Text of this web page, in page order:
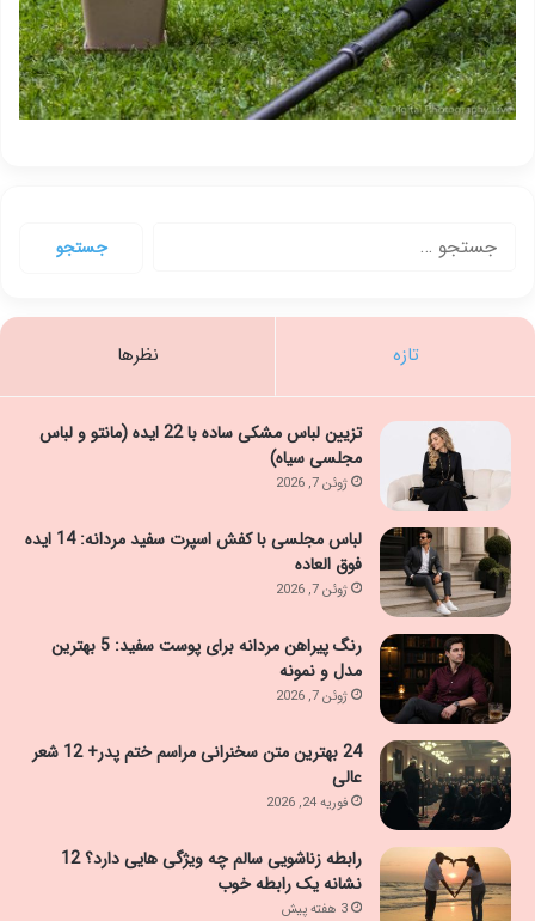
تازه نظرها
تزیین لباس مشکی ساده با 22 ایده (مانتو و لباس
مجلسی سیاه)
ژوئن 7, 2026
لباس مجلسی با کفش اسپرت سفید مردانه: 14 ایده
فوق العاده
ژوئن 7, 2026
رنگ پیراهن مردانه برای پوست سفید: 5 بهترین
مدل و نمونه
ژوئن 7, 2026
24 بهترین متن سخنرانی مراسم ختم پدر+ 12 شعر
عالی
فوریه 24, 2026
رابطه زناشویی سالم چه ویژگی هایی دارد؟ 12
نشانه یک رابطه خوب
3 هفته پیش